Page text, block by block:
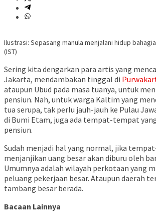
Ilustrasi: Sepasang manula menjalani hidup
(IST)
Sering kita dengarkan para artis yang
Jakarta, mendambakan tinggal di
ataupun Ubud pada masa tuanya, untuk
pensiun. Nah, untuk warga Kaltim yang
tua serupa, tak perlu jauh-jauh ke Pulau
di Bumi Etam, juga ada tempat-tempat
pensiun.
Sudah menjadi hal yang normal, jika
menjanjikan uang besar akan diburu oleh
Umumnya adalah wilayah perkotaan yang
peluang pekerjaan besar. Ataupun daerah
tambang besar berada.
Bacaan Lainnya